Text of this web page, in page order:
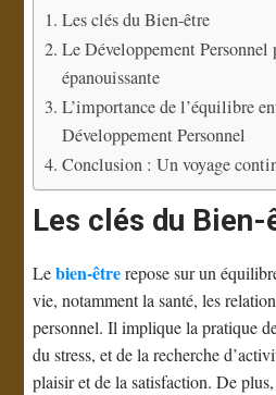
Les clés du Bien-être
Le Développement Personnel
épanouissante
L’importance de l’équilibre
Développement Personnel
Conclusion : Un voyage
Les clés du Bien-
Lebien-êtrerepose sur un
vie, notamment la santé, les
personnel. Il implique la pratique
du stress, et de la recherche
plaisir et de la satisfaction. De